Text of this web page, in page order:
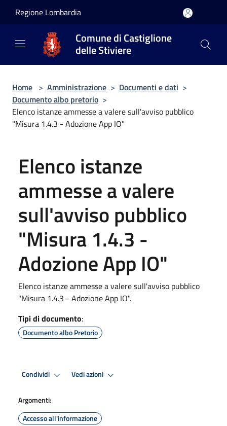
Regione Lombardia
Comune di Castiglione
delle Stiviere
Home > Amministrazione > Documenti e dati >
Documento albo pretorio >
Elenco istanze ammesse a valere sull'avviso pubblico
"Misura 1.4.3 - Adozione App IO"
Elenco istanze
ammesse a valere
sull'avviso pubblico
"Misura 1.4.3 -
Adozione App IO"
Elenco istanze ammesse a valere sull'avviso pubblico
"Misura 1.4.3 - Adozione App IO".
Tipi di documento:
Documento albo Pretorio
Condividi Vedi azioni
Argomenti:
Accesso all'informazione